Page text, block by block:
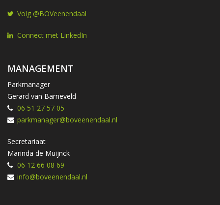
Volg @BOVeenendaal
Connect met LinkedIn
MANAGEMENT
Parkmanager
Gerard van Barneveld
06 51 27 57 05
parkmanager@boveenendaal.nl
Secretariaat
Marinda de Muijnck
06 12 66 08 69
info@boveenendaal.nl